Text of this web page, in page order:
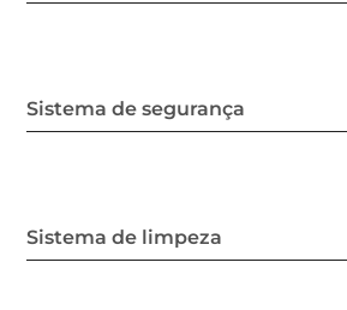
Sistema de segurança
Sistema de limpeza